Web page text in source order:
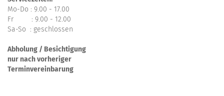
Mo-Do : 9.00 - 17.00
Fr : 9.00 - 12.00
Sa-So : geschlossen
Abholung / Besichtigung
nur nach vorheriger
Terminvereinbarung